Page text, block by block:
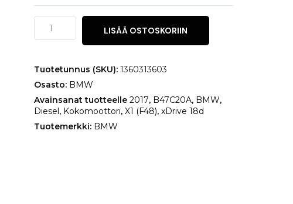
BMW
(F48)
18d
LISÄÄ OSTOSKORIIN
Tuotetunnus (SKU): 1360313603
Osasto: BMW
Avainsanat tuotteelle 2017, B47C20A, BMW,
Diesel, Kokomoottori, X1 (F48), xDrive 18d
Tuotemerkki: BMW